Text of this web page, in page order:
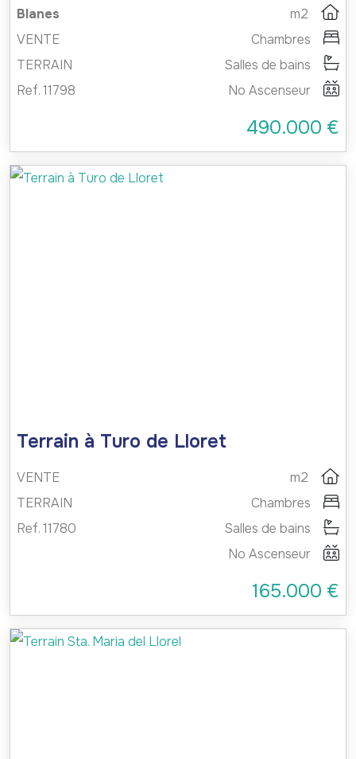
Blanes
VENTE
TERRAIN
Ref. 11798
m2
Chambres
Salles de bains
No Ascenseur
490.000 €
Terrain à Turo de Lloret
VENTE
TERRAIN
Ref. 11780
m2
Chambres
Salles de bains
No Ascenseur
165.000 €